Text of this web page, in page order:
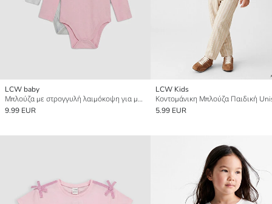
LCW baby
Μπλούζα με στρογγυλή λαιμόκοψη για μωρό κορίτσι, μακρυμάνικη, 3 τεμαχίων
9.99 EUR
LCW Kids
5.99 EUR